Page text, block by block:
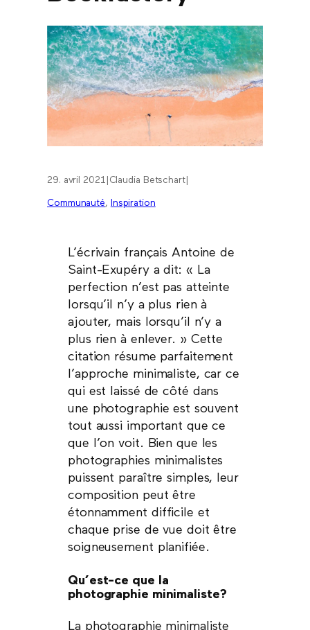
29. avril 2021 Claudia Betschart|
Communauté, Inspiration
L’écrivain français Antoine de
Saint-Exupéry a dit: « La
perfection n’est pas atteinte
lorsqu’il n’y a plus rien à
ajouter, mais lorsqu’il n’y a
plus rien à enlever. » Cette
citation résume parfaitement
l’approche minimaliste, car ce
qui est laissé de côté dans
une photographie est souvent
tout aussi important que ce
que l’on voit. Bien que les
photographies minimalistes
puissent paraître simples, leur
composition peut être
étonnamment difficile et
chaque prise de vue doit être
soigneusement planifiée.
Qu’est-ce que la
photographie minimaliste?
La photographie minimaliste